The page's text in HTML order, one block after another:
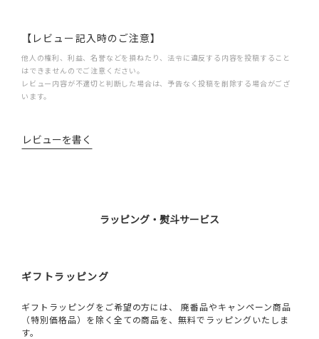
【レビュー記入時のご注意】
他人の権利、利益、名誉などを損ねたり、法令に違反する内容を投稿すること
はできませんのでご注意ください。
レビュー内容が不適切と判断した場合は、予告なく投稿を削除する場合がござ
います。
レビューを書く
ラッピング・熨斗サービス
ギフトラッピング
ギフトラッピングをご希望の方には、 廃番品やキャンペーン商品
（特別価格品）を除く全ての商品を、無料でラッピングいたしま
す。